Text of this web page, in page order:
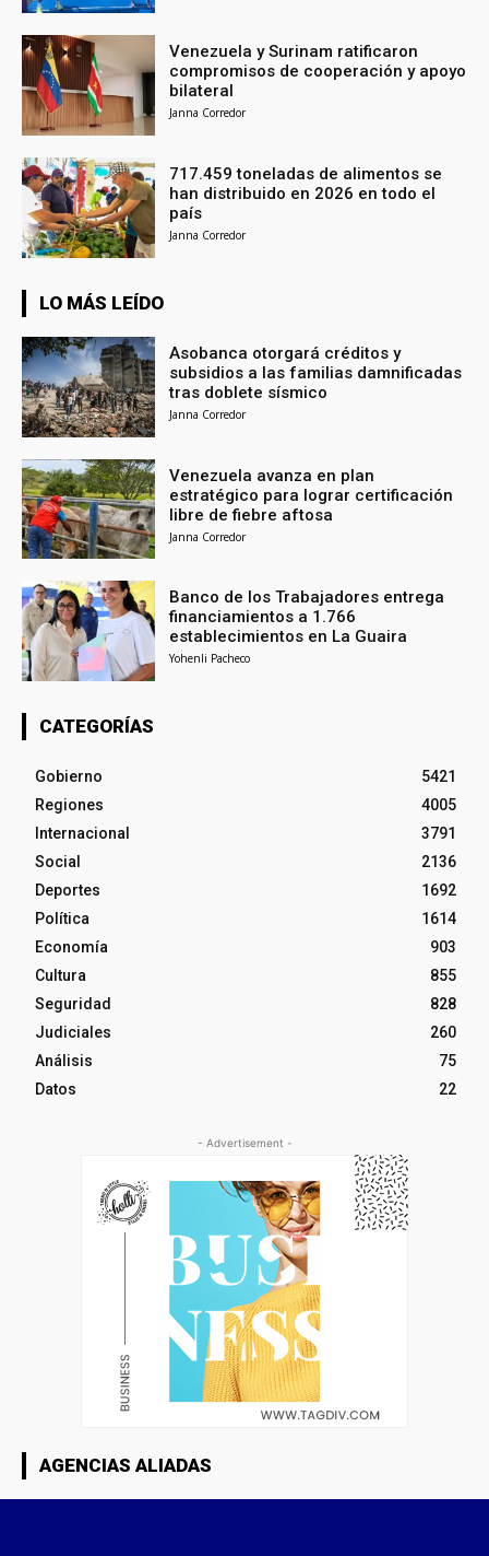
Venezuela y Surinam ratificaron
compromisos de cooperación y apoyo
bilateral
Janna Corredor
717.459 toneladas de alimentos se
han distribuido en 2026 en todo el
país
Janna Corredor
LO MÁS LEÍDO
Asobanca otorgará créditos y
subsidios a las familias damnificadas
tras doblete sísmico
Janna Corredor
Venezuela avanza en plan
estratégico para lograr certificación
libre de fiebre aftosa
Janna Corredor
Banco de los Trabajadores entrega
financiamientos a 1.766
establecimientos en La Guaira
Yohenli Pacheco
CATEGORÍAS
Gobierno
5421
Regiones
4005
Internacional
3791
Social
2136
Deportes
1692
Política
1614
Economía
903
Cultura
855
Seguridad
828
Judiciales
260
Análisis
75
Datos
22
- Advertisement -
AGENCIAS ALIADAS